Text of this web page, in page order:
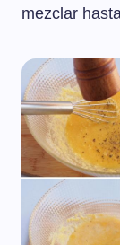
mezclar